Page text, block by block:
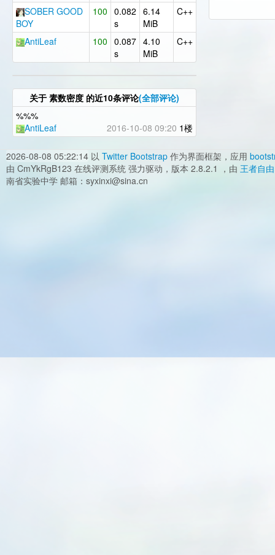
SOBER GOOD
BOY
100 0.082
s
6.14
MiB
C++
AntiLeaf 100 0.087
s
4.10
MiB
C++
关于 素数密度 的近10条评论(全部评论)
%%%
AntiLeaf
2016-10-08 09:20 1楼
2026-08-08 05:22:14 以 Twitter Bootstrap 作为界面框架，应用
由 CmYkRgB123 在线评测系统 强力驱动，版本 2.8.2.1 ，由 王者自由
南省实验中学 邮箱：syxinxi@sina.cn